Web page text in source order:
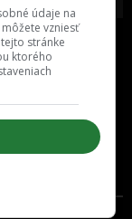
údaje na
vzniesť
stránke
ktorého